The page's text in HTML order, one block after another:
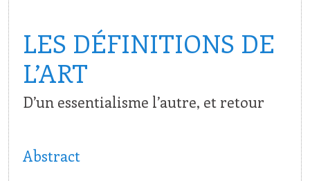
LES DÉFINITIONS DE
L’ART
D’un essentialisme l’autre, et retour
Abstract